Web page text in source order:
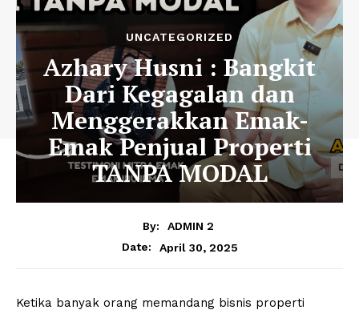
UNCATEGORIZED
Azhary Husni : Bangkit
Dari Kegagalan dan
Menggerakkan Emak-
Emak Penjual Properti
TANPA MODAL
By:
ADMIN 2
Date:
April 30, 2025
Ketika banyak orang memandang bisnis properti